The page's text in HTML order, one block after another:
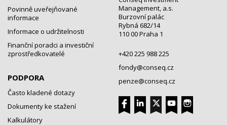
Povinně uveřejňované
informace
Informace o udržitelnosti
Finanční poradci a investiční
zprostředkovatelé
PODPORA
Často kladené dotazy
Dokumenty ke stažení
Kalkulátory
Management, a.s.
Burzovní palác
Rybná 682/14
110 00 Praha 1
+420 225 988 225
fondy@conseq.cz
penze@conseq.cz